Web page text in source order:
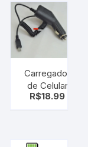
Carregador
de Celular
Veicular, C/
R$18.99